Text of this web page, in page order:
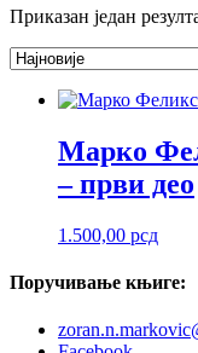
Приказан један
Марко
– први део
1.500,00 рсд
Поручивање књиге: